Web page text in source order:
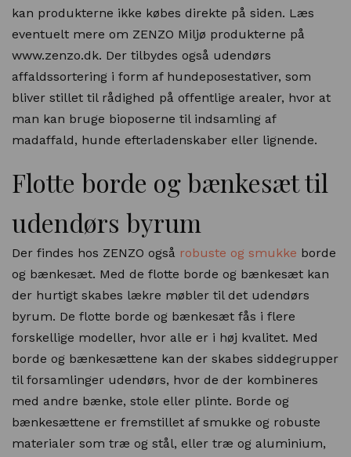
kan produkterne ikke købes direkte på siden. Læs
eventuelt mere om ZENZO Miljø produkterne på
www.zenzo.dk. Der tilbydes også udendørs
affaldssortering i form af hundeposestativer, som
bliver stillet til rådighed på offentlige arealer, hvor at
man kan bruge bioposerne til indsamling af
madaffald, hunde efterladenskaber eller lignende.
Flotte borde og bænkesæt til
udendørs byrum
Der findes hos ZENZO også robuste og smukke borde
og bænkesæt. Med de flotte borde og bænkesæt kan
der hurtigt skabes lækre møbler til det udendørs
byrum. De flotte borde og bænkesæt fås i flere
forskellige modeller, hvor alle er i høj kvalitet. Med
borde og bænkesættene kan der skabes siddegrupper
til forsamlinger udendørs, hvor de der kombineres
med andre bænke, stole eller plinte. Borde og
bænkesættene er fremstillet af smukke og robuste
materialer som træ og stål, eller træ og aluminium,